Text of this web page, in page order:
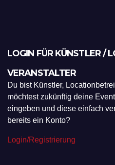
LOGIN FÜR KÜNSTLER /
VERANSTALTER
Du bist Künstler,
möchtest zukünftig deine
eingeben und diese einfach
bereits ein Konto?
Login/Registrierung